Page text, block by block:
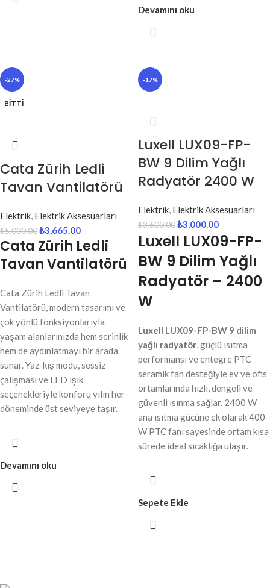
Devamını oku
-27%
BITTI
Cata Zürih Ledli
Tavan Vantilatörü
Elektrik, Elektrik Aksesuarları
₺5,000.00₺3,665.00
Cata Zürih Ledli
Tavan Vantilatörü
Cata Zürih Ledli Tavan
Vantilatörü, modern tasarımı ve
çok yönlü fonksiyonlarıyla
yaşam alanlarınızda hem serinlik
hem de aydınlatmayı bir arada
sunar. Yaz-kış modu, sessiz
çalışması ve LED ışık
seçenekleriyle konforu yılın her
döneminde üst seviyeye taşır.
Devamını oku
-17%
Luxell LUX09-FP-
BW 9 Dilim Yağlı
Radyatör 2400 W
Elektrik, Elektrik Aksesuarları
₺3,600.00₺3,000.00
Luxell LUX09-FP-
BW 9 Dilim Yağlı
Radyatör – 2400
W
Luxell LUX09-FP-BW 9 dilim
yağlı radyatör, güçlü ısıtma
performansı ve entegre PTC
seramik fan desteğiyle ev ve ofis
ortamlarında hızlı, dengeli ve
güvenli ısınma sağlar. 2400 W
ana ısıtma gücüne ek olarak 400
W PTC fanı sayesinde ortam kısa
sürede ideal sıcaklığa ulaşır.
Sepete Ekle